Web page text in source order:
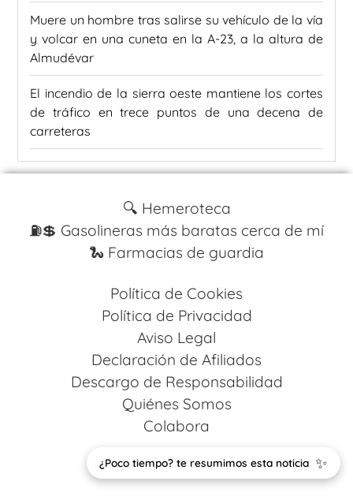
¿Poco tiempo? te resumimos esta noticia ✨
Muere un hombre tras salirse su vehículo de la vía
y volcar en una cuneta en la A-23, a la altura de
Almudévar
El incendio de la sierra oeste mantiene los cortes
de tráfico en trece puntos de una decena de
carreteras
🔍 Hemeroteca
⛽️💲 Gasolineras más baratas cerca de mí
🐍 Farmacias de guardia
Política de Cookies
Política de Privacidad
Aviso Legal
Declaración de Afiliados
Descargo de Responsabilidad
Quiénes Somos
Colabora
Design byCodestack Solutions